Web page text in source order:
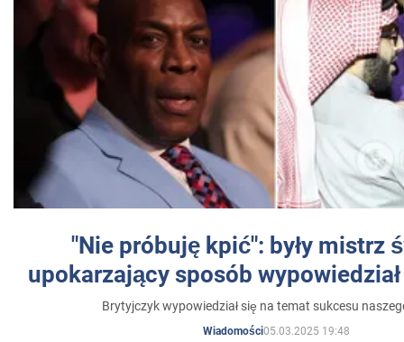
"Nie próbuję kpić": były mistrz
upokarzający sposób
Brytyjczyk wypowiedział się na temat sukcesu
Wiadomości05.03.2025 19:48